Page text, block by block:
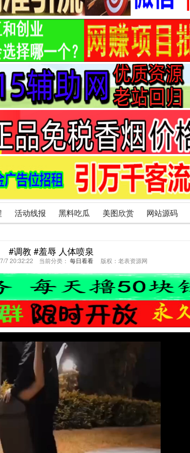
活动线报 黑料吃瓜 美图欣赏 网站源码
#调教 #羞辱 人体喷泉
7 20:32:22 当前分类： 每日看看版权：老表资源网